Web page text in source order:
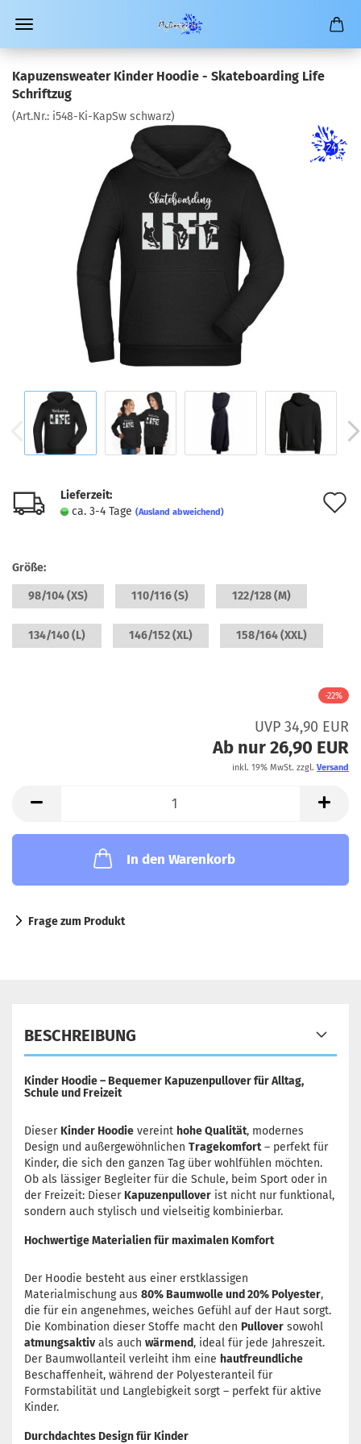
Kapuzensweater Kinder Hoodie - Skateboarding Life
Schriftzug
(Art.Nr.: i548-Ki-KapSw schwarz)
Lieferzeit:
ca. 3-4 Tage (Ausland abweichend)
Größe:
98/104 (XS) 110/116 (S) 122/128 (M)
134/140 (L) 146/152 (XL) 158/164 (XXL)
-22%
UVP 34,90 EUR
Ab nur 26,90 EUR
inkl. 19% MwSt. zzgl. Versand
In den Warenkorb
Frage zum Produkt
BESCHREIBUNG
Kinder Hoodie – Bequemer Kapuzenpullover für Alltag,
Schule und Freizeit
Dieser Kinder Hoodie vereint hohe Qualität, modernes
Design und außergewöhnlichen Tragekomfort– perfekt für
Kinder, die sich den ganzen Tag über wohlfühlen möchten.
Ob als lässiger Begleiter für die Schule, beim Sport oder in
der Freizeit: Dieser Kapuzenpullover ist nicht nur funktional,
sondern auch stylisch und vielseitig kombinierbar.
Hochwertige Materialien für maximalen Komfort
Der Hoodie besteht aus einer erstklassigen
Materialmischung aus 80% Baumwolle und 20% Polyester,
die für ein angenehmes, weiches Gefühl auf der Haut sorgt.
Die Kombination dieser Stoffe macht den Pullover sowohl
atmungsaktivals auch wärmend, ideal für jede Jahreszeit.
Der Baumwollanteil verleiht ihm eine hautfreundliche
Beschaffenheit, während der Polyesteranteil für
Formstabilität und Langlebigkeit sorgt – perfekt für aktive
Kinder.
Durchdachtes Design für Kinder